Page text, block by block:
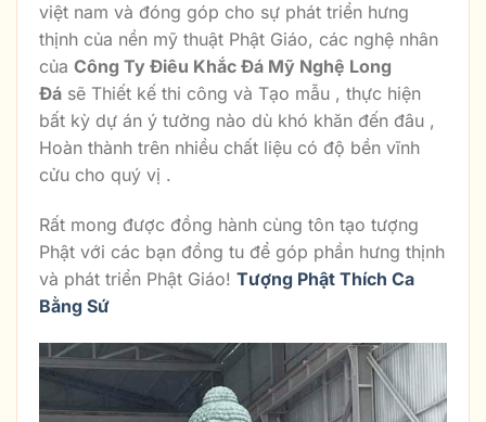
việt nam và đóng góp cho sự phát triển hưng
thịnh của nền mỹ thuật Phật Giáo, các nghệ nhân
của Công Ty Điêu Khắc Đá Mỹ Nghệ Long
Đá sẽ Thiết kế thi công và Tạo mẫu , thực hiện
bất kỳ dự án ý tưởng nào dù khó khăn đến đâu ,
Hoàn thành trên nhiều chất liệu có độ bền vĩnh
cửu cho quý vị .
Rất mong được đồng hành cùng tôn tạo tượng
Phật với các bạn đồng tu để góp phần hưng thịnh
và phát triển Phật Giáo! Tượng Phật Thích Ca
Bằng Sứ